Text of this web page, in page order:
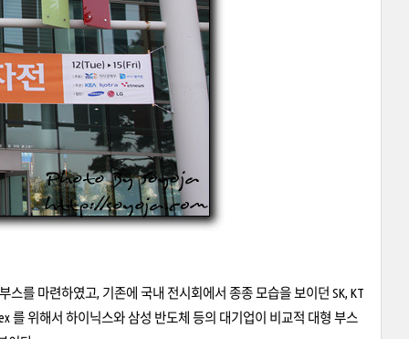
를 마련하였고, 기존에 국내 전시회에서 종종 모습을 보이던 SK, KT
를 위해서 하이닉스와 삼성 반도체 등의 대기업이 비교적 대형 부스